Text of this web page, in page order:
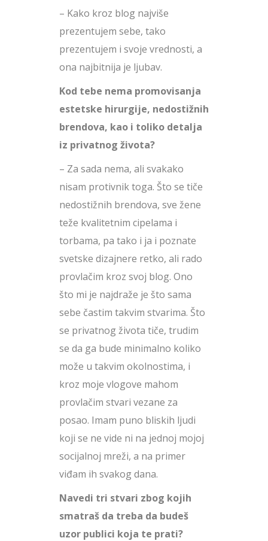
– Kako kroz blog najviše
prezentujem sebe, tako
prezentujem i svoje vrednosti, a
ona najbitnija je ljubav.
Kod tebe nema promovisanja
estetske hirurgije, nedostižnih
brendova, kao i toliko detalja
iz privatnog života?
– Za sada nema, ali svakako
nisam protivnik toga. Što se tiče
nedostižnih brendova, sve žene
teže kvalitetnim cipelama i
torbama, pa tako i ja i poznate
svetske dizajnere retko, ali rado
provlačim kroz svoj blog. Ono
što mi je najdraže je što sama
sebe častim takvim stvarima. Što
se privatnog života tiče, trudim
se da ga bude minimalno koliko
može u takvim okolnostima, i
kroz moje vlogove mahom
provlačim stvari vezane za
posao. Imam puno bliskih ljudi
koji se ne vide ni na jednoj mojoj
socijalnoj mreži, a na primer
viđam ih svakog dana.
Navedi tri stvari zbog kojih
smatraš da treba da budeš
uzor publici koja te prati?